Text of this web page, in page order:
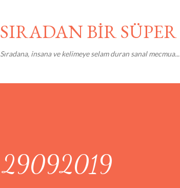
SIRADAN BİR
Sıradana, insana ve kelimeye selam duran sanal mecmua...
29092019